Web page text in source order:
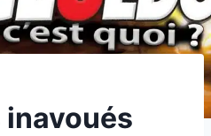
inavoués